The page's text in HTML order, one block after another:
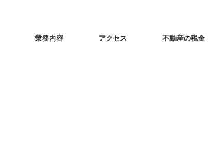
業務内容 アクセス 不動産の税金